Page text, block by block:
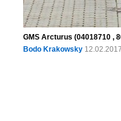
GMS Arcturus (04018710 ,
Bodo Krakowsky